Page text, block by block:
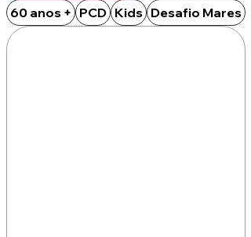
60 anos + PCD Kids Desafio Mares